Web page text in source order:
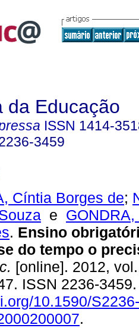
da Educação
ISSN 1414-
3459
Cíntia Borges de;
e
. Ensino
do tempo o
[online]. 2012,
ISSN 2236-
10.1590/S2236-
.